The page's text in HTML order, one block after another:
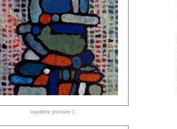
equilibre precaire 1